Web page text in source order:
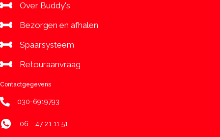
Over Buddy's
Bezorgen en afhalen
Spaarsysteem
Retouraanvraag
Contactgegevens
030-6919793
06 - 47 21 11 51